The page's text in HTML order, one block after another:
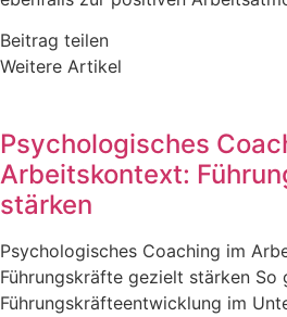
Beitrag teilen
Weitere Artikel
Psychologisches
Arbeitskontext:
stärken
Psychologisches Coaching im
Führungskräfte gezielt stärken So
Führungskräfteentwicklung im